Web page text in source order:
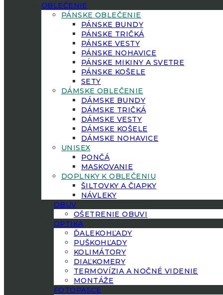
OBLEČENIE
PÁNSKE OBLEČENIE
PÁNSKE BUNDY
PÁNSKE TRIČKÁ
PÁNSKE VESTY
PÁNSKE NOHAVICE
PÁNSKE MIKINY A SVETRE
PÁNSKE KOŠELE
SETY
DÁMSKE OBLEČENIE
DÁMSKE BUNDY
DÁMSKE TRIČKÁ
DÁMSKE VESTY
DÁMSKE KOŠELE
DÁMSKE NOHAVICE
UNISEX
PONČÁ
MASKOVANIE
DOPLNKY K OBLEČENIU
ŠILTOVKY A ČIAPKY
NÁVLEKY
OBUV
OŠETRENIE OBUVI
OPTIKA
ĎALEKOHĽADY
PUŠKOHĽADY
KOLIMÁTORY
DIAĽKOMERY
TERMOVÍZIA A NOČNÉ VIDENIE
MONTÁŽE
FOTOPASCE